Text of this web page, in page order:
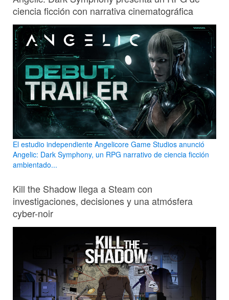
ciencia ficción con narrativa cinematográfica
El estudio independiente Angelicore Game Studios anunció
Angelic: Dark Symphony, un RPG narrativo de ciencia ficción
ambientado...
Kill the Shadow llega a Steam con
investigaciones, decisiones y una atmósfera
cyber-noir